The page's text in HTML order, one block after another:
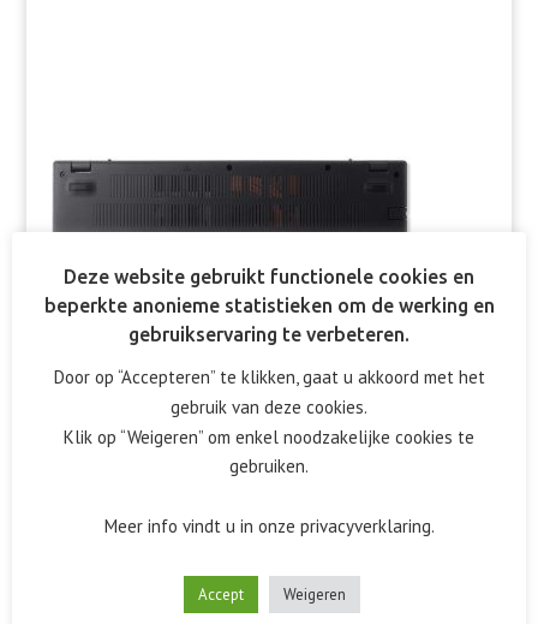
Reactie verzenden
Deze website gebruikt functionele cookies en
beperkte anonieme statistieken om de werking en
gebruikservaring te verbeteren.
Door op “Accepteren” te klikken, gaat u akkoord met het
gebruik van deze cookies.
Klik op “Weigeren” om enkel noodzakelijke cookies te
gebruiken.
Meer info vindt u in onze privacyverklaring.
Accept Weigeren